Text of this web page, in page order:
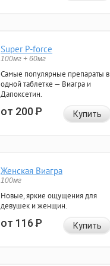
Super P-force
100мг + 60мг
Самые популярные препараты в
одной таблетке — Виагра и
Дапоксетин.
от 200Р Купить
Женская Виагра
100мг
Новые, яркие ощущения для
девушек и женщин.
от 116Р Купить